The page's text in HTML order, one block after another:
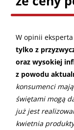
W opinii
tylko z
oraz wysokiej
z powodu
konsumenci
świętami mogą
już jest
kwietnia